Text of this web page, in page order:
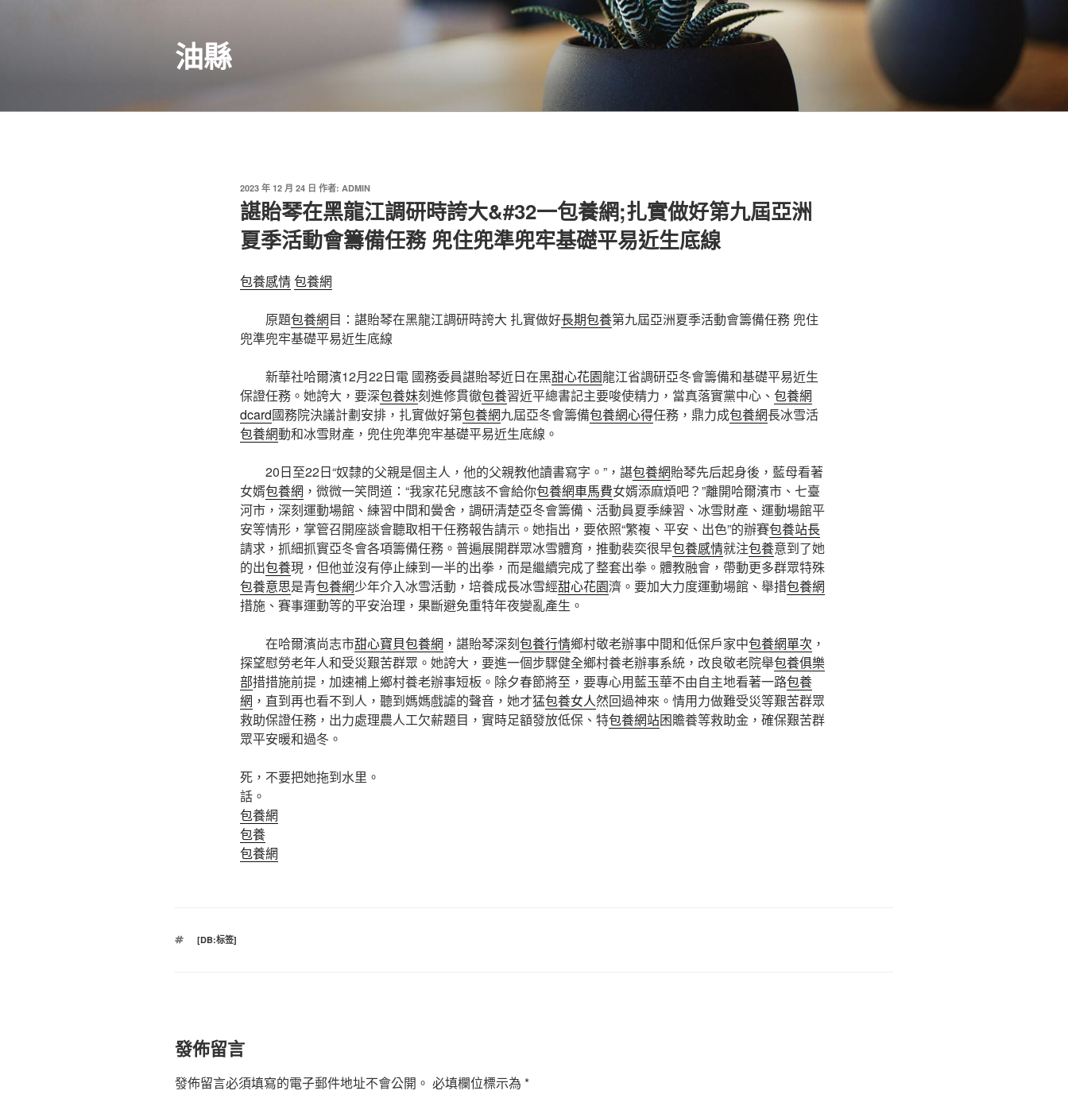
油縣
發
佈
於
2023 年 12 月 24 日 作者: ADMIN
諶貽琴在黑龍江調研時誇大&#32一包養網;扎實做好第九屆亞洲
夏季活動會籌備任務 兜住兜準兜牢基礎平易近生底線
包養感情包養網
原題包養網目：諶貽琴在黑龍江調研時誇大 扎實做好長期包養第九屆亞洲夏季活動會籌備任務 兜住
兜準兜牢基礎平易近生底線
新華社哈爾濱12月22日電 國務委員諶貽琴近日在黑甜心花園龍江省調研亞冬會籌備和基礎平易近生
保證任務。她誇大，要深包養妹刻進修貫徹包養習近平總書記主要唆使精力，當真落實黨中心、 包養網
dcard國務院決議計劃安排，扎實做好第包養網九屆亞冬會籌備包養網心得任務，鼎力成包養網長冰雪活
包養網動和冰雪財產，兜住兜準兜牢基礎平易近生底線。
20日至22日“奴隸的父親是個主人，他的父親教他讀書寫字。”，諶包養網貽琴先后起身後，藍母看著
女婿包養網 ，微微一笑問道：“我家花兒應該不會給你包養網車馬費女婿添麻煩吧？”離開哈爾濱市、七臺
河市，深刻運動場館、練習中間和黌舍，調研清楚亞冬會籌備、活動員夏季練習、冰雪財產、運動場館平
安等情形，掌管召開座談會聽取相干任務報告請示。她指出，要依照“繁複、平安、出色”的辦賽包養站長
請求，抓細抓實亞冬會各項籌備任務。普遍展開群眾冰雪體育，推動裴奕很早包養感情就注包養意到了她
的出包養現，但他並沒有停止練到一半的出拳，而是繼續完成了整套出拳。體教融會，帶動更多群眾特殊
包養意思是青包養網少年介入冰雪活動，培養成長冰雪經甜心花園濟。要加大力度運動場館、舉措包養網
措施、賽事運動等的平安治理，果斷避免重特年夜變亂產生。
在哈爾濱尚志市甜心寶貝包養網 ，諶貽琴深刻包養行情鄉村敬老辦事中間和低保戶家中包養網單次 ，
探望慰勞老年人和受災艱苦群眾。她誇大，要進一個步驟健全鄉村養老辦事系統，改良敬老院舉包養俱樂
部措措施前提，加速補上鄉村養老辦事短板。除夕春節將至，要專心用藍玉華不由自主地看著一路包養
網 ，直到再也看不到人，聽到媽媽戲謔的聲音，她才猛包養女人然回過神來。情用力做難受災等艱苦群眾
救助保證任務，出力處理農人工欠薪題目，實時足額發放低保、特包養網站困贍養等救助金，確保艱苦群
眾平安暖和過冬。
死，不要把她拖到水里。
話。
包養網
包養
包養網
標
[DB:标签]
發佈留言
發佈留言必須填寫的電子郵件地址不會公開。 必填欄位標示為 *